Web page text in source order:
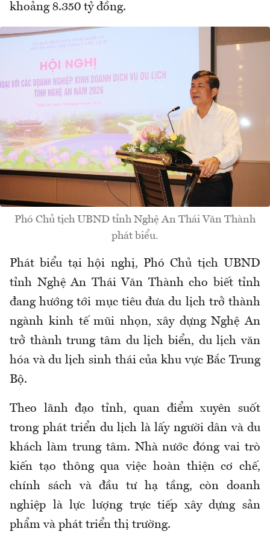
khoảng 8.350 tỷ đồng.
Phó Chủ tịch UBND tỉnh Nghệ An Thái Văn Thành
phát biểu.
Phát biểu tại hội nghị, Phó Chủ tịch UBND
tỉnh Nghệ An Thái Văn Thành cho biết tỉnh
đang hướng tới mục tiêu đưa du lịch trở thành
ngành kinh tế mũi nhọn, xây dựng Nghệ An
trở thành trung tâm du lịch biển, du lịch văn
hóa và du lịch sinh thái của khu vực Bắc Trung
Bộ.
Theo lãnh đạo tỉnh, quan điểm xuyên suốt
trong phát triển du lịch là lấy người dân và du
khách làm trung tâm. Nhà nước đóng vai trò
kiến tạo thông qua việc hoàn thiện cơ chế,
chính sách và đầu tư hạ tầng, còn doanh
nghiệp là lực lượng trực tiếp xây dựng sản
phẩm và phát triển thị trường.